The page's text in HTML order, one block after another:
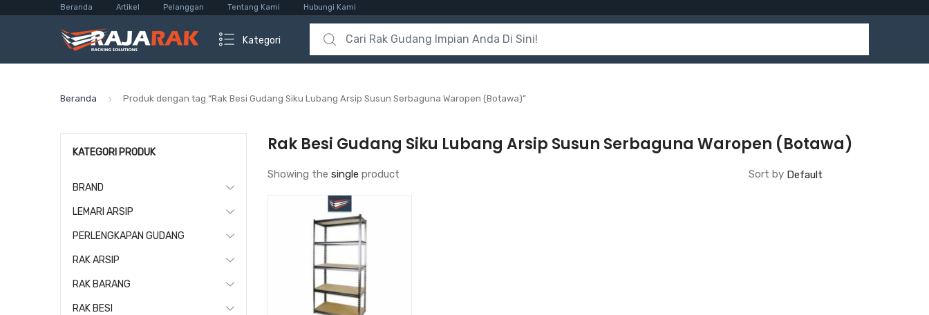
Beranda Artikel Pelanggan Tentang Kami Hubungi Kami
Kategori
Search for:
Beranda Produk dengan tag “Rak Besi Gudang Siku Lubang Arsip Susun Serbaguna Waropen (Botawa)”
Rak Besi Gudang Siku Lubang Arsip Susun Serbaguna Waropen (Botawa)
Showing the single product Sort by
KATEGORI PRODUK
BRAND
LEMARI ARSIP
PERLENGKAPAN GUDANG
RAK ARSIP
RAK BARANG
RAK BESI